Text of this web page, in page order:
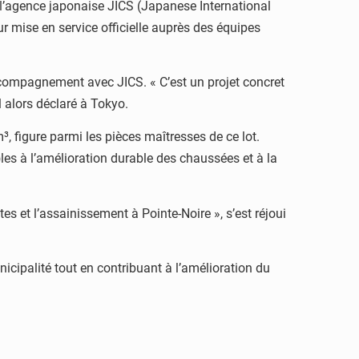
japonaise JICS (Japanese International
mise en service officielle auprès des équipes
avec JICS. « C’est un projet concret
alors déclaré à Tokyo.
figure parmi les pièces maîtresses de ce lot.
à l’amélioration durable des chaussées et à la
et l’assainissement à Pointe-Noire », s’est réjoui
tout en contribuant à l’amélioration du